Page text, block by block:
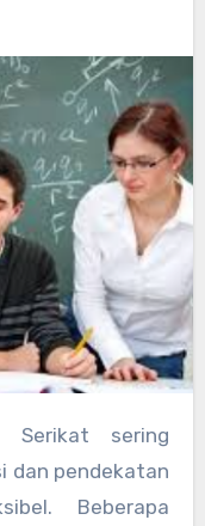
Serikat sering
dan pendekatan
Beberapa